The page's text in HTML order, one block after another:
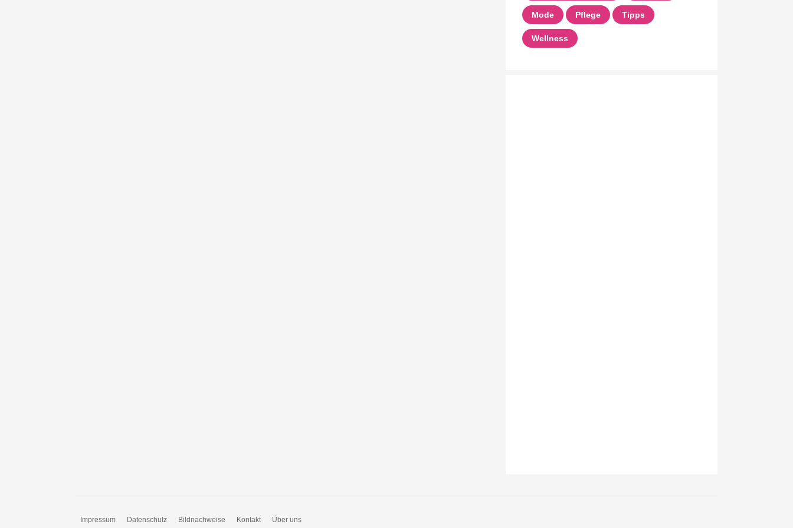
Mode Pflege Tipps
Wellness
Impressum Datenschutz Bildnachweise Kontakt Über uns